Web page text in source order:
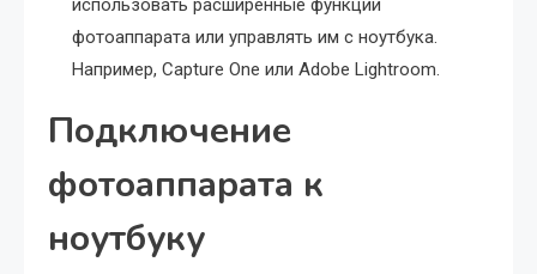
использовать расширенные функции
фотоаппарата или управлять им с ноутбука.
Например, Capture One или Adobe Lightroom.
Подключение
фотоаппарата к
ноутбуку